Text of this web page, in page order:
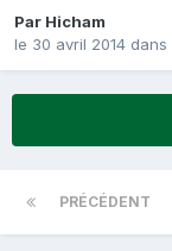
Par Hicham
le 30 avril 2014 dans
PRÉCÉDENT